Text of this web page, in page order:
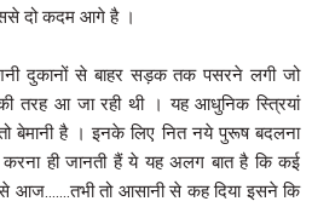
दो कदम आगे है ।
दुकानों से बाहर सड़क तक पसरने लगी जो
की तरह आ जा रही थी । यह आधुनिक स्त्रियां
बेमानी है । इनके लिए नित नये पुरूष बदलना
ही जानती हैं ये यह अलग बात है कि कई
आज…….तभी तो आसानी से कह दिया इसने कि